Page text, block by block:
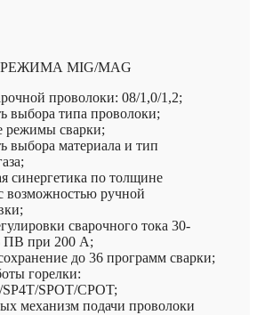
MIG/MAG
проволоки: 08/1,0/1,2;
выбора типа проволоки;
режимы сварки;
выбора материала и тип
синергетика по толщине
возможностью ручной
сварочного тока 30-
ПВ при 200 А;
до 36 программ сварки;
горелки:
SPOT/CPOT;
механизм подачи проволоки